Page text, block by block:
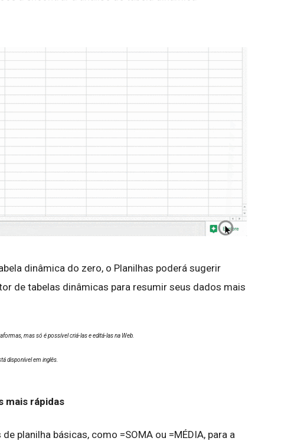
dinâmica do zero, o Planilhas poderá sugerir
de tabelas dinâmicas para resumir seus dados mais
mas só é possível criá-las e editá-las na Web.
disponível em inglês.
mais rápidas
planilha básicas, como =SOMA ou =MÉDIA, para a